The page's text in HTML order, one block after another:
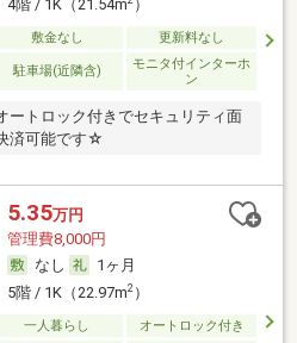
4階 / 1K（21.54m ）
敷金なし 更新料なし
駐車場(近隣含)
モニタ付インターホ
ン
ートロック付きでセキュリティ面
済可能です☆
5.35万円
管理費8,000円
なし
1ヶ月
5階 / 1K（22.97m2）
一人暮らし
オートロック付き